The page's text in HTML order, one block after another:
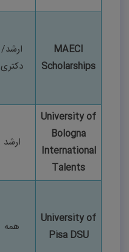
MAECI
Scholarships
ارشد/
دکتری
University of
Bologna
International
Talents
ارشد
University of
Pisa DSU
همه